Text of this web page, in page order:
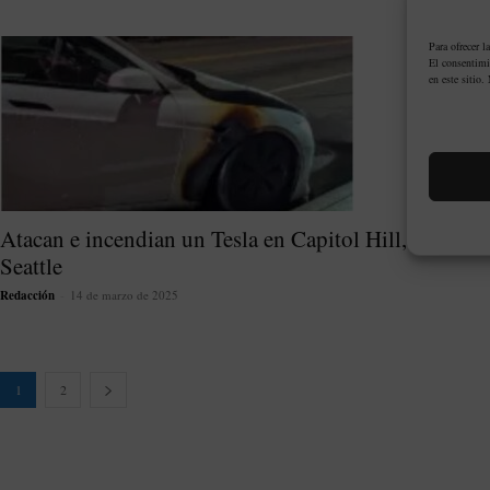
Para ofrecer
El
en este sitio.
Atacan e incendian un Tesla en Capitol Hill,
Seattle
Redacción 14 de marzo de 2025
1 2